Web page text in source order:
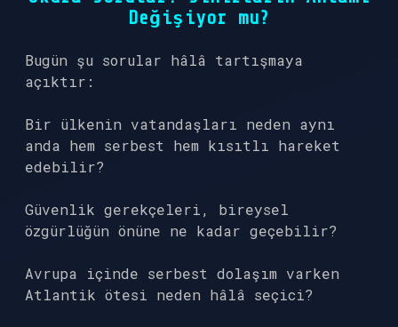
Değişiyor mu?
Bugün şu sorular hâlâ tartışmaya
açıktır:
Bir ülkenin vatandaşları neden aynı
anda hem serbest hem kısıtlı hareket
edebilir?
Güvenlik gerekçeleri, bireysel
özgürlüğün önüne ne kadar geçebilir?
Avrupa içinde serbest dolaşım varken
Atlantik ötesi neden hâlâ seçici?